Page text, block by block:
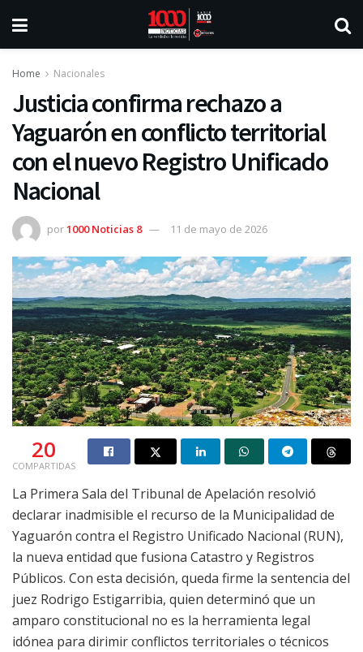
Home Nacionales
Justicia confirma rechazo a
Yaguarón en conflicto territorial
con el nuevo Registro Unificado
Nacional
por1000 Noticias 8 11 de mayo de 2026
20
COMPARTIDAS
La Primera Sala del Tribunal de Apelación resolvió
declarar inadmisible el recurso de la Municipalidad de
Yaguarón contra el Registro Unificado Nacional (RUN),
la nueva entidad que fusiona Catastro y Registros
Públicos. Con esta decisión, queda firme la sentencia del
juez Rodrigo Estigarribia, quien determinó que un
amparo constitucional no es la herramienta legal
idónea para dirimir conflictos territoriales o técnicos